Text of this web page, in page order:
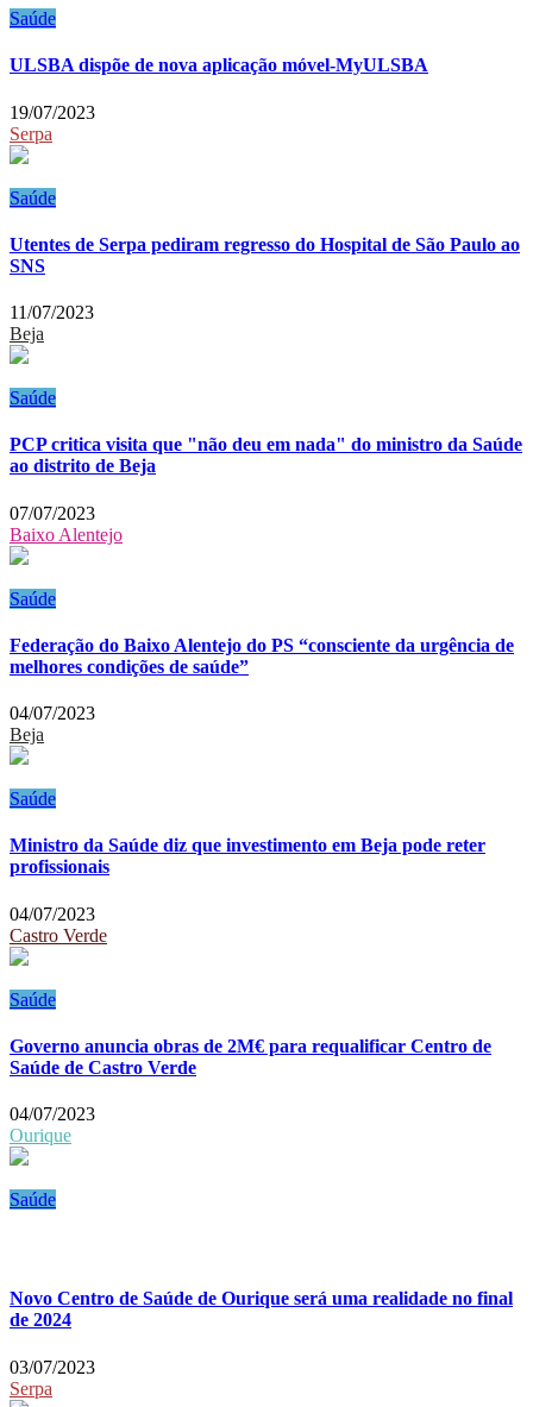
Saúde
ULSBA dispõe de nova aplicação móvel-MyULSBA
19/07/2023
Serpa
Saúde
Utentes de Serpa pediram regresso do Hospital de São Paulo ao
SNS
11/07/2023
Beja
Saúde
PCP critica visita que "não deu em nada" do ministro da Saúde
ao distrito de Beja
07/07/2023
Baixo Alentejo
Saúde
Federação do Baixo Alentejo do PS “consciente da urgência de
melhores condições de saúde”
04/07/2023
Beja
Saúde
Ministro da Saúde diz que investimento em Beja pode reter
profissionais
04/07/2023
Castro Verde
Saúde
Governo anuncia obras de 2M€ para requalificar Centro de
Saúde de Castro Verde
04/07/2023
Ourique
Saúde
Novo Centro de Saúde de Ourique será uma realidade no final
de 2024
03/07/2023
Serpa